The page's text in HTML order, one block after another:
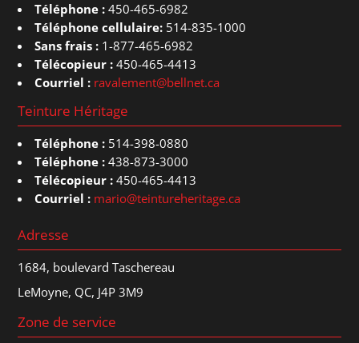
Téléphone : 450-465-6982
Téléphone cellulaire: 514-835-1000
Sans frais : 1-877-465-6982
Télécopieur : 450-465-4413
Courriel : ravalement@bellnet.ca
Teinture Héritage
Téléphone : 514-398-0880
Téléphone : 438-873-3000
Télécopieur : 450-465-4413
Courriel : mario@teintureheritage.ca
Adresse
1684, boulevard Taschereau
LeMoyne, QC, J4P 3M9
Zone de service